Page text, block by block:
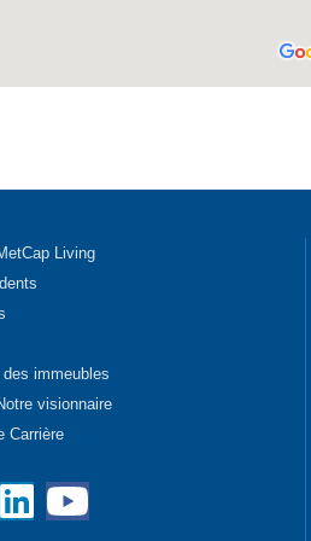
Living
immeubles
visionnaire
Carrière
Linkedin
YouTube